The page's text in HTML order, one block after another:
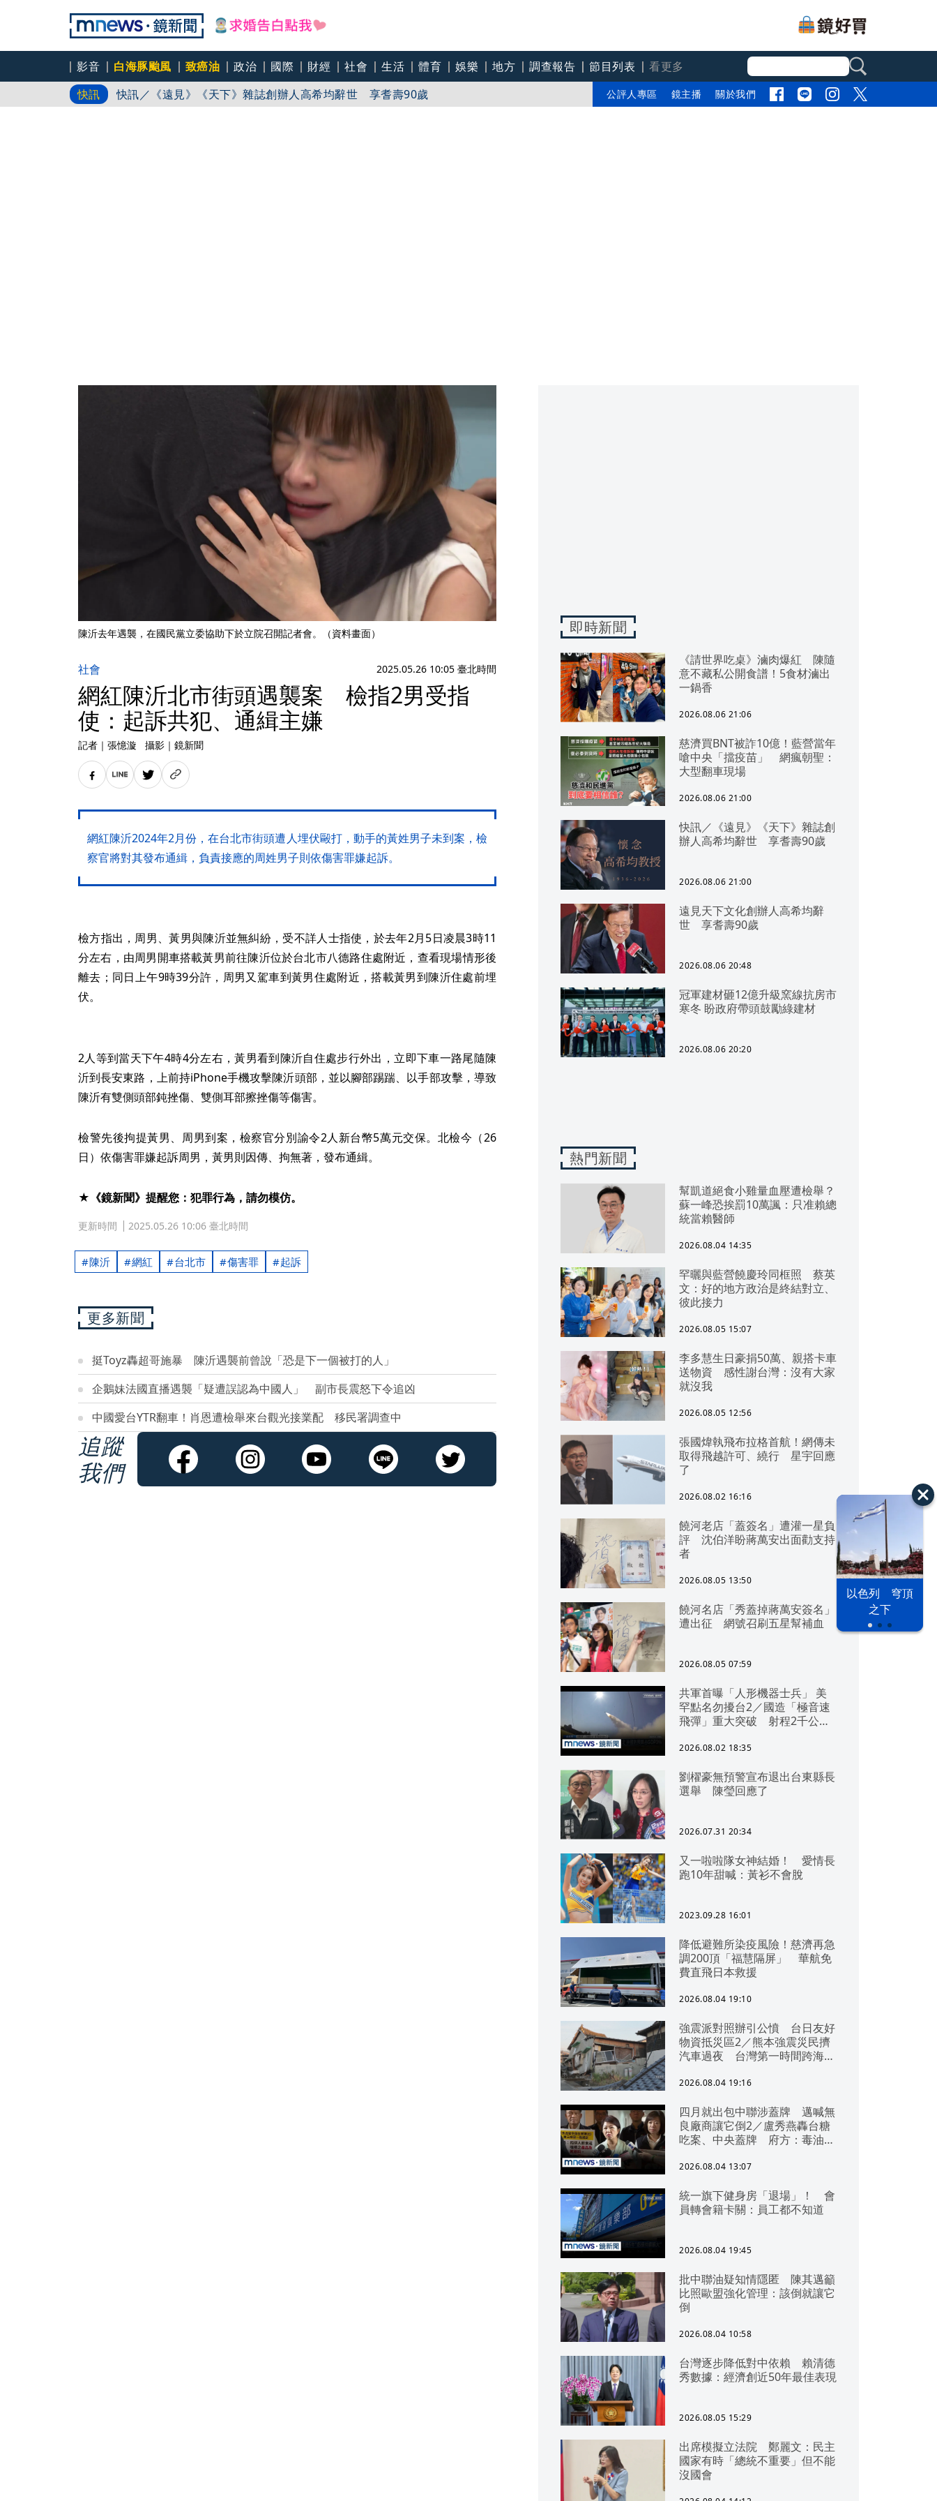
影音 白海豚颱風 致癌油 政治 國際 財經 社會 生活 體育 娛樂 地方 調查報告 節目列表
看更多
快訊
快訊／《遠見》《天下》雜誌創辦人高希均辭世 享耆壽90歲
遠見天下文化創辦人高希均辭世 享耆壽90歲
公評人專區 鏡主播 關於我們
以色列 穹頂
之下
陳沂去年遇襲，在國民黨立委協助下於立院召開記者會。（資料畫面）
社會 2025.05.26 10:05 臺北時間
網紅陳沂北市街頭遇襲案 檢指2男受指
使：起訴共犯、通緝主嫌
記者 ｜ 張憶漩 攝影 ｜ 鏡新聞
網紅陳沂2024年2月份，在台北市街頭遭人埋伏毆打，動手的黃姓男子未到案，檢
察官將對其發布通緝，負責接應的周姓男子則依傷害罪嫌起訴。
檢方指出，周男、黃男與陳沂並無糾紛，受不詳人士指使，於去年2月5日凌晨3時11
分左右，由周男開車搭載黃男前往陳沂位於台北市八德路住處附近，查看現場情形後
離去；同日上午9時39分許，周男又駕車到黃男住處附近，搭載黃男到陳沂住處前埋
伏。
2人等到當天下午4時4分左右，黃男看到陳沂自住處步行外出，立即下車一路尾隨陳
沂到長安東路，上前持iPhone手機攻擊陳沂頭部，並以腳部踢踹、以手部攻擊，導致
陳沂有雙側頭部鈍挫傷、雙側耳部擦挫傷等傷害。
檢警先後拘提黃男、周男到案，檢察官分別諭令2人新台幣5萬元交保。北檢今（26
日）依傷害罪嫌起訴周男，黃男則因傳、拘無著，發布通緝。
★《鏡新聞》提醒您：犯罪行為，請勿模仿。
更新時間 2025.05.26 10:06 臺北時間
陳沂 網紅 台北市 傷害罪 起訴
更多新聞
挺Toyz轟超哥施暴 陳沂遇襲前曾說「恐是下一個被打的人」
企鵝妹法國直播遇襲「疑遭誤認為中國人」 副市長震怒下令追凶
中國愛台YTR翻車！肖恩遭檢舉來台觀光接業配 移民署調查中
追蹤
我們
即時新聞
《請世界吃桌》滷肉爆紅 陳隨
意不藏私公開食譜！5食材滷出
一鍋香
2026.08.06 21:06
慈濟買BNT被詐10億！藍營當年
嗆中央「擋疫苗」 網瘋朝聖：
大型翻車現場
2026.08.06 21:00
快訊／《遠見》《天下》雜誌創
辦人高希均辭世 享耆壽90歲
2026.08.06 21:00
遠見天下文化創辦人高希均辭
世 享耆壽90歲
2026.08.06 20:48
冠軍建材砸12億升級窯線抗房市
寒冬 盼政府帶頭鼓勵綠建材
2026.08.06 20:20
熱門新聞
幫凱道絕食小雞量血壓遭檢舉？
蘇一峰恐挨罰10萬諷：只准賴總
統當賴醫師
2026.08.04 14:35
罕曬與藍營饒慶玲同框照 蔡英
文：好的地方政治是終結對立、
彼此接力
2026.08.05 15:07
李多慧生日豪捐50萬、親搭卡車
送物資 感性謝台灣：沒有大家
就沒我
2026.08.05 12:56
張國煒執飛布拉格首航！網傳未
取得飛越許可、繞行 星宇回應
了
2026.08.02 16:16
饒河老店「蓋簽名」遭灌一星負
評 沈伯洋盼蔣萬安出面勸支持
者
2026.08.05 13:50
饒河名店「秀蓋掉蔣萬安簽名」
遭出征 網號召刷五星幫補血
2026.08.05 07:59
共軍首曝「人形機器士兵」 美
罕點名勿擾台2／國造「極音速
飛彈」重大突破 射程2千公里
2026.08.02 18:35
劉櫂豪無預警宣布退出台東縣長
選舉 陳瑩回應了
2026.07.31 20:34
又一啦啦隊女神結婚！ 愛情長
跑10年甜喊：黃衫不會脫
2023.09.28 16:01
降低避難所染疫風險！慈濟再急
調200頂「福慧隔屏」 華航免
費直飛日本救援
2026.08.04 19:10
強震派對照辦引公憤 台日友好
物資抵災區2／熊本強震災民擠
汽車過夜 台灣第一時間跨海急
2026.08.04 19:16
四月就出包中聯涉蓋牌 邁喊無
良廠商讓它倒2／盧秀燕轟台糖
吃案、中央蓋牌 府方：毒油一
2026.08.04 13:07
統一旗下健身房「退場」！ 會
員轉會籍卡關：員工都不知道
2026.08.04 19:45
批中聯油疑知情隱匿 陳其邁籲
比照歐盟強化管理：該倒就讓它
倒
2026.08.04 10:58
台灣逐步降低對中依賴 賴清德
秀數據：經濟創近50年最佳表現
2026.08.05 15:29
出席模擬立法院 鄭麗文：民主
國家有時「總統不重要」但不能
沒國會